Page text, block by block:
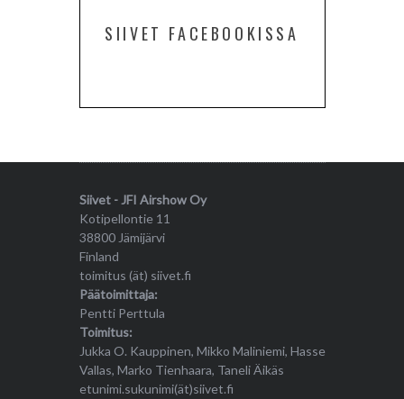
SIIVET FACEBOOKISSA
Siivet - JFI Airshow Oy
Kotipellontie 11
38800 Jämijärvi
Finland
toimitus (ät) siivet.fi
Päätoimittaja:
Pentti Perttula
Toimitus:
Jukka O. Kauppinen, Mikko Maliniemi, Hasse
Vallas, Marko Tienhaara, Taneli Äikäs
etunimi.sukunimi(ät)siivet.fi